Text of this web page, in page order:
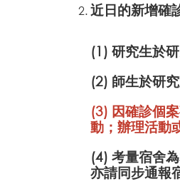
近日的新增確
(1) 研究生於
(2) 師生於研
(3) 因確診個
動；辦理活動
(4) 考量宿舍
亦請同步通報